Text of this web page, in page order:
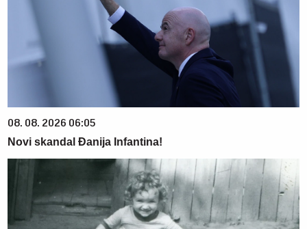
08. 08. 2026 06:05
Novi skandal Đanija Infantina!